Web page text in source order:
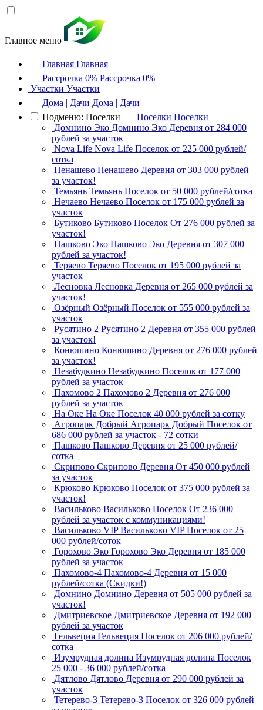
Главное меню
Главная Главная
Рассрочка 0% Рассрочка 0%
Участки Участки
Дома | Дачи Дома | Дачи
Подменю: Поселки
Поселки Поселки
Домнино Эко Домнино Эко Деревня от 284 000
рублей за участок
Nova Life Nova Life Поселок от 225 000 рублей/
сотка
Ненашево Ненашево Деревня от 303 000 рублей
за участок!
Темьянь Темьянь Поселок от 50 000 рублей/сотка
Нечаево Нечаево Поселок от 175 000 рублей за
участок
Бутиково Бутиково Поселок От 276 000 рублей за
участок!
Пашково Эко Пашково Эко Деревня от 307 000
рублей за участок!
Теряево Теряево Поселок от 195 000 рублей за
участок
Лесновка Лесновка Деревня от 265 000 рублей за
участок!
Озёрный Озёрный Поселок от 555 000 рублей за
участок
Русятино 2 Русятино 2 Деревня от 355 000 рублей
за участок!
Конюшино Конюшино Деревня от 276 000 рублей
за участок!
Незабудкино Незабудкино Поселок от 177 000
рублей за участок
Пахомово 2 Пахомово 2 Деревня от 276 000
рублей за участок
На Оке На Оке Поселок 40 000 рублей за сотку
Агропарк Добрый Агропарк Добрый Поселок от
686 000 рублей за участок - 72 сотки
Пашково Пашково Деревня от 25 000 рублей/
сотка
Скрипово Скрипово Деревня От 450 000 рублей
за участок
Крюково Крюково Поселок от 375 000 рублей за
участок!
Васильково Васильково Поселок От 236 000
рублей за участок с коммуникациями!
Васильково VIP Васильково VIP Поселок от 25
000 рублей/соток
Горохово Эко Горохово Эко Деревня от 185 000
рублей за участок
Пахомово-4 Пахомово-4 Деревня от 15 000
рублей/сотка (Скидки!)
Домнино Домнино Деревня от 505 000 рублей за
участок!
Дмитриевское Дмитриевское Деревня от 192 000
рублей за участок
Гельвеция Гельвеция Поселок от 206 000 рублей/
сотка
Изумрудная долина Изумрудная долина Поселок
25 000 - 36 000 рублей/сотка
Дятлово Дятлово Деревня от 290 000 рублей за
участок
Тетерево-3 Тетерево-3 Поселок от 326 000 рублей